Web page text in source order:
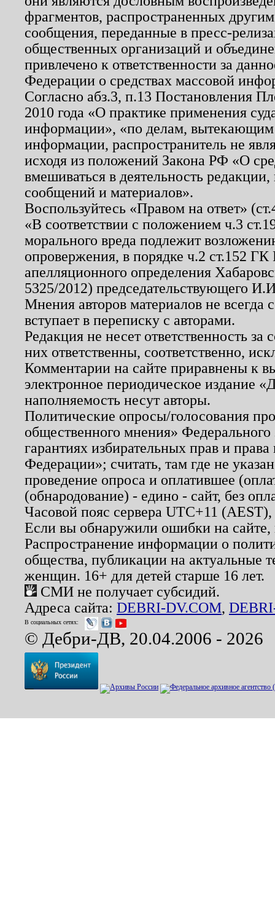
фрагментов, распространенных
сообщения, переданные в пресс-
общественных организаций и
привлечено к ответственности за
Федерации о средствах массовой
Согласно абз.3, п.13 Постановления
2010 года «О практике применения
информации», «по делам, вытекающим
информации, распространитель не
исходя из положений Закона РФ «О
вмешиваться в деятельность
сообщений и материалов».
Воспользуйтесь «Правом на ответ»
«В соответствии с положением ч.3
морального вреда подлежит
опровержения, в порядке ч.2 ст.152
апелляционного определения
5325/2012) председательствующего
Мнения авторов материалов не
вступает в переписку с авторами.
Редакция не несет ответственность
них ответственны, соответственно,
Комментарии на сайте приравнены к
электронное периодическое издание
наполняемость несут авторы.
Политические опросы/голосования
общественного мнения»
гарантиях избирательных прав и
Федерации»; считать, там где не
проведение опроса и оплатившее
(обнародование) - едино - сайт, без
Часовой пояс сервера UTC+11
Если вы обнаружили ошибки на
Распространение информации о
общества, публикации на актуальные
женщин. 16+ для детей старше 16 лет.
СМИ не получает субсидий.
Адреса сайта: DEBRI-DV.COM,
В социальных сетях:
© Дебри-ДВ, 20.04.2006 - 2026